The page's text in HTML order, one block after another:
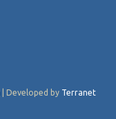
| Developed by Terranet